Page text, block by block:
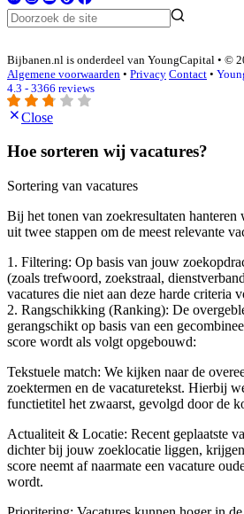
Bijbanen.nl is onderdeel van YoungCapital • ©
Algemene voorwaarden • Privacy Contact •
4.3 - 3366 reviews
Close
Hoe sorteren wij vacatures?
Sortering van vacatures
Bij het tonen van zoekresultaten hanteren
uit twee stappen om de meest relevante
1. Filtering: Op basis van jouw
(zoals trefwoord, zoekstraal,
vacatures die niet aan deze harde criteria
2. Rangschikking (Ranking): De
gerangschikt op basis van een
score wordt als volgt opgebouwd:
Tekstuele match: We kijken naar de
zoektermen en de vacaturetekst. Hierbij
functietitel het zwaarst, gevolgd door de
Actualiteit & Locatie: Recent geplaatste
dichter bij jouw zoeklocatie liggen,
score neemt af naarmate een vacature
wordt.